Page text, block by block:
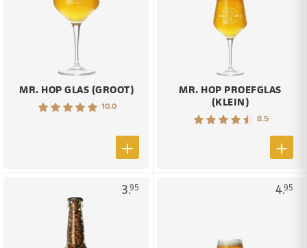
MR. HOP GLAS (GROOT)
10.0
MR. HOP PROEFGLAS
(KLEIN)
8.5
3.95 4.95